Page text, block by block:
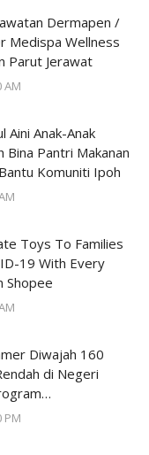
Dermapen /
Medispa Wellness
Parut Jerawat
AM
Aini Anak-Anak
Bina Pantri Makanan
#AyamWithYou, Bantu Komuniti Ipoh
Toys To Families
19 With Every
Shopee
Diwajah 160
di Negeri
Deepavali Cheer di
PM